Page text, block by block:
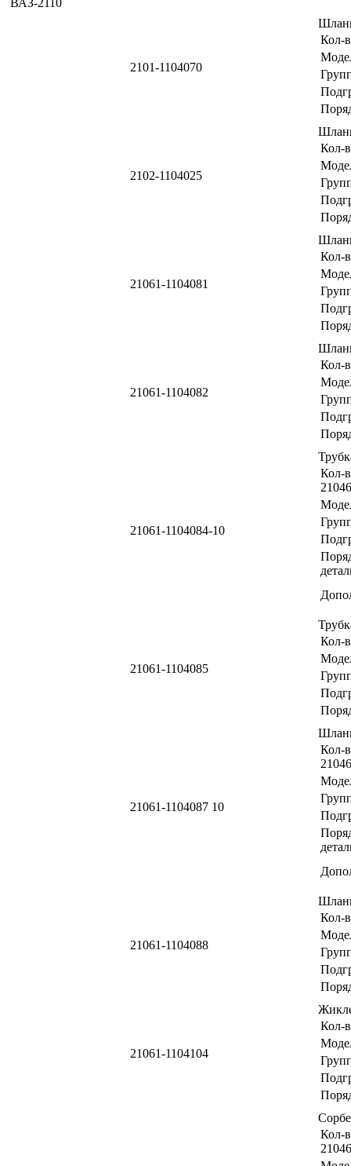
2101-1104070
Кол-
2102-1104025
Кол-
21061-1104081
Кол-
21061-1104082
Кол-
21061-1104084-10
Кол-
21061-1104085
Кол-
21061-1104087 10
Кол-
21061-1104088
Кол-
21061-1104104
Кол-
Кол-